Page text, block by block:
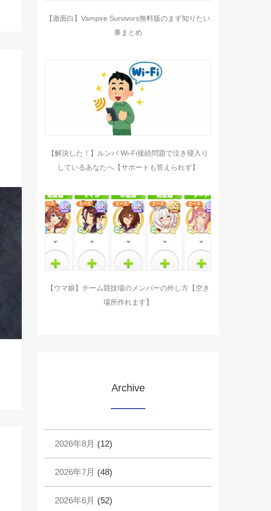
【激面白】Vampire Survivors無料版のまず知りたい
事まとめ
【解決した！】ルンバ Wi-Fi接続問題で泣き寝入り
しているあなたへ【サポートも答えられず】
【ウマ娘】チーム競技場のメンバーの外し方【空き
場所作れます】
Archive
2026年8月 (12)
2026年7月 (48)
2026年6月 (52)